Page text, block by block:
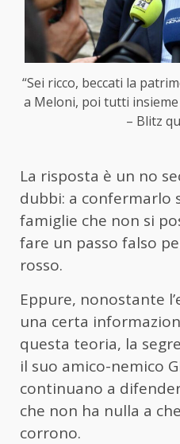
“Sei ricco, beccati la
a Meloni, poi tutti
– Blitz
La risposta è un no
dubbi: a confermarlo
famiglie che non si
fare un passo falso
rosso.
Eppure, nonostante
una certa
questa teoria, la
il suo amico-nemico
continuano a
che non ha nulla a
corrono.